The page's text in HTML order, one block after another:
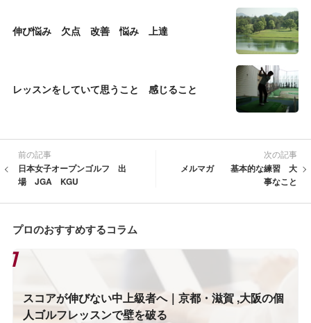
伸び悩み 欠点 改善 悩み 上達
レッスンをしていて思うこと 感じること
前の記事
日本女子オープンゴルフ 出
場 JGA KGU
次の記事
メルマガ 基本的な練習 大
事なこと
プロのおすすめするコラム
スコアが伸びない中上級者へ｜京都・滋賀 ,大阪の個
人ゴルフレッスンで壁を破る